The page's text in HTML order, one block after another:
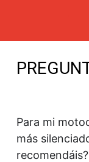
Para mi
más
recomendáis?